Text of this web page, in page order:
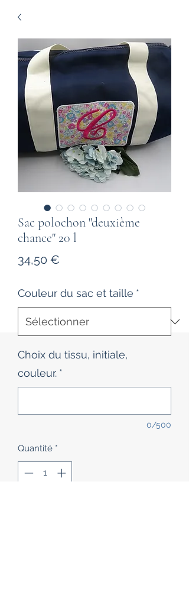
Sac polochon "deuxième
chance" 20 l
34,50 €
Couleur du sac et taille *
Choix du tissu, initiale,
couleur. *
0/500
Quantité *